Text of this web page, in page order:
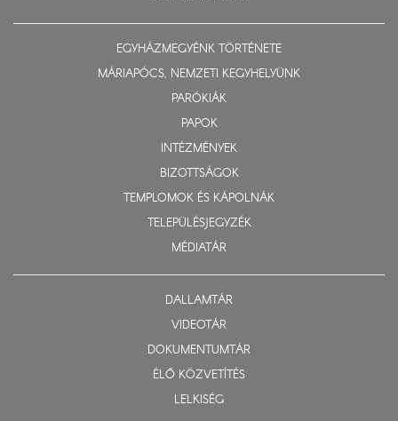
EGYHÁZMEGYÉNK TÖRTÉNETE
MÁRIAPÓCS, NEMZETI KEGYHELYÜNK
PARÓKIÁK
PAPOK
INTÉZMÉNYEK
BIZOTTSÁGOK
TEMPLOMOK ÉS KÁPOLNÁK
TELEPÜLÉSJEGYZÉK
MÉDIATÁR
DALLAMTÁR
VIDEOTÁR
DOKUMENTUMTÁR
ÉLŐ KÖZVETÍTÉS
LELKISÉG